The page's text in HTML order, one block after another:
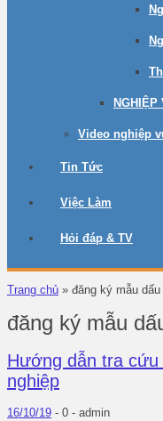
NGHIỆP
Video nghiệp
Tin Tức
Việc Làm
Hỏi đáp & TV
Trang chủ » đăng ký mẫu dấu
đăng ký mẫu
Hướng dẫn tra cứu
nghiệp
16/10/19 - 0 - admin